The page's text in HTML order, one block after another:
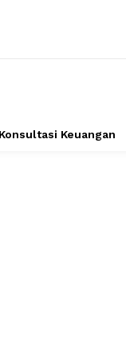
Konsultasi Keuangan